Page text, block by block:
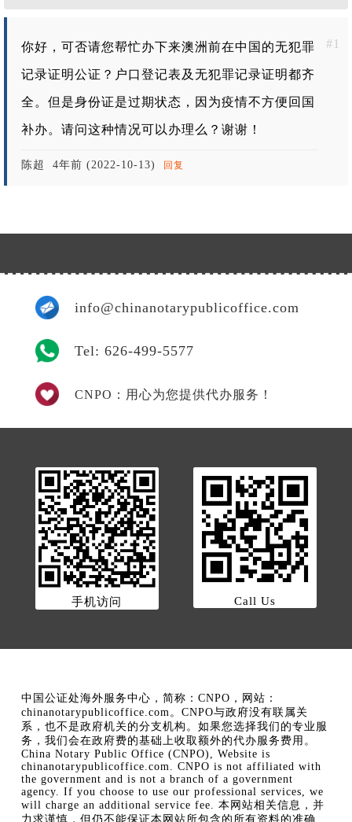
#1
你好，可否请您帮忙办下来澳洲前在中国的无犯罪
记录证明公证？户口登记表及无犯罪记录证明都齐
全。但是身份证是过期状态，因为疫情不方便回国
补办。请问这种情况可以办理么？谢谢！
陈超 4年前 (2022-10-13) 回复
info@chinanotarypublicoffice.com
Tel: 626-499-5577
CNPO：用心为您提供代办服务！
手机访问 Call Us
中国公证处海外服务中心，简称：CNPO，网站：
chinanotarypublicoffice.com。CNPO与政府没有联属关
系，也不是政府机关的分支机构。如果您选择我们的专业服
务，我们会在政府费的基础上收取额外的代办服务费用。
China Notary Public Office (CNPO), Website is
chinanotarypublicoffice.com. CNPO is not affiliated with
the government and is not a branch of a government
agency. If you choose to use our professional services, we
will charge an additional service fee. 本网站相关信息，并
力求谨慎，但仍不能保证本网站所包含的所有资料的准确